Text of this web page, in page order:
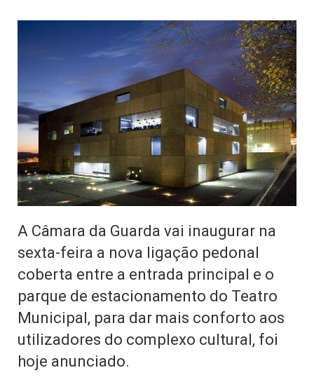
A Câmara da Guarda vai inaugurar na
sexta-feira a nova ligação pedonal
coberta entre a entrada principal e o
parque de estacionamento do Teatro
Municipal, para dar mais conforto aos
utilizadores do complexo cultural, foi
hoje anunciado.